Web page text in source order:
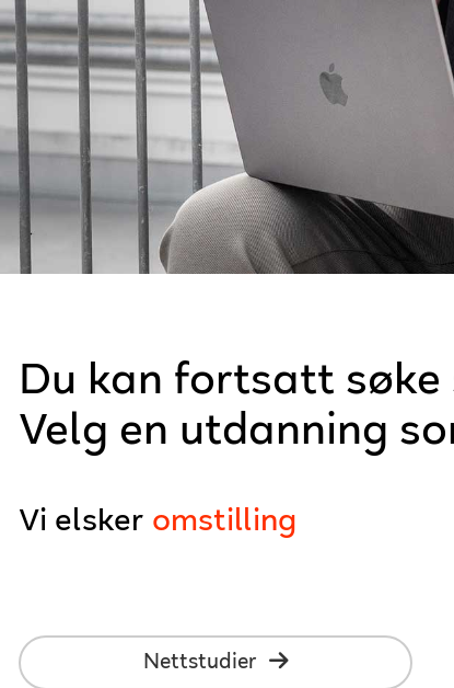
Du kan fortsatt søke
Velg en utdanning
Vi elsker
kreativitet
AI
næringslivet
utvikling
Nettstudier